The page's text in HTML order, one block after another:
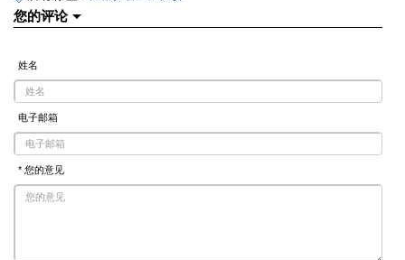
您的评论
姓名
电子邮箱
* 您的意见